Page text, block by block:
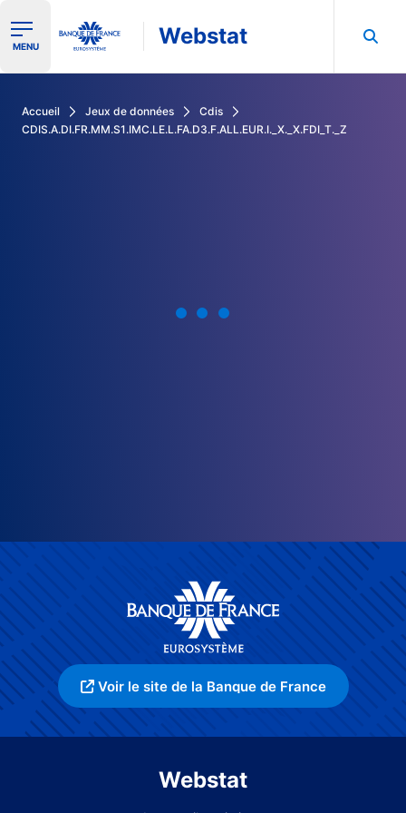
Ouvrir le menu de navigation
MENU Webstat
Accueil Jeux de données
Cdis
CDIS.A.DI.FR.MM.S1.IMC.LE.L.FA.D3.F.ALL.EUR.I._X._X.FDI_T._Z
Voir le site de la Banque de France
Webstat